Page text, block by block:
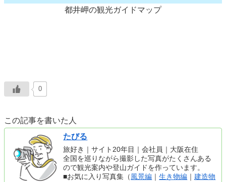
都井岬の観光ガイドマップ
0
この記事を書いた人
たびる
旅好き｜サイト20年目｜会社員｜大阪在住
全国を巡りながら撮影した写真がたくさんある
ので観光案内や登山ガイドを作っています。
■お気に入り写真集（ 風景編 ｜生き物編 ｜建造物